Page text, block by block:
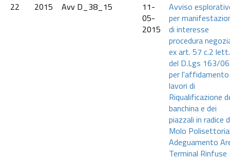
22
2015 Avv D_38_15
11-
05-
2015
Avviso
per
di interesse
procedura
ex art. 57 c.2
del D.Lgs 163/06
per l'affidamento
lavori di
Riqualificazione
banchina e dei
piazzali in radice
Molo
Adeguamento
Terminal Rinfuse